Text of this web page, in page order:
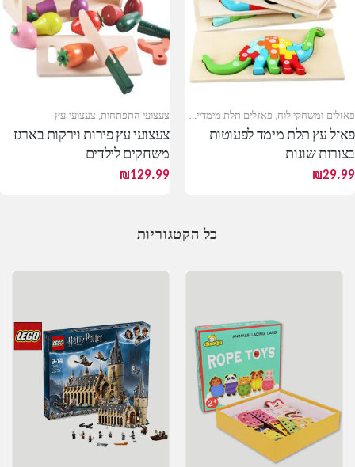
פאזלים ומשחקי לוח, פאזלים תלת מימדיים , צעצועי התפתחות,צעצועי עץ
פאזל עץ תלת מימד לפעוטות
בצורות שונות
₪29.99
צעצועי התפתחות, צעצועי עץ
צעצועי עץ פירות וירקות בארגז
משחקים לילדים
₪129.99
כל הקטגוריות